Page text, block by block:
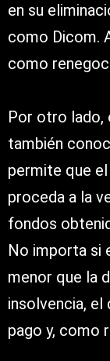
en su
como Dicom.
como
Por otro lado,
también
permite que
proceda a la
fondos
No importa si
menor que la
insolvencia,
pago y, como